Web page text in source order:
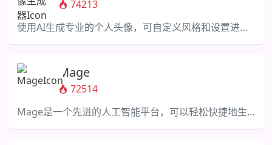
74213
使用AI生成专业的个人头像，可自定义风格和设置进行个性化。
Mage
72514
Mage是一个先进的人工智能平台，可以轻松快捷地生成独特的图像。